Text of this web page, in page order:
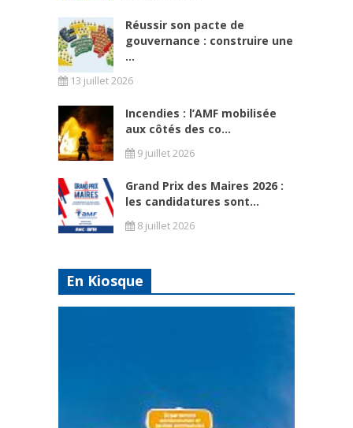
Réussir son pacte de
gouvernance : construire une
...
13 juillet 2026
Incendies : l’AMF mobilisée
aux côtés des co...
9 juillet 2026
Grand Prix des Maires 2026 :
les candidatures sont...
8 juillet 2026
En Kiosque